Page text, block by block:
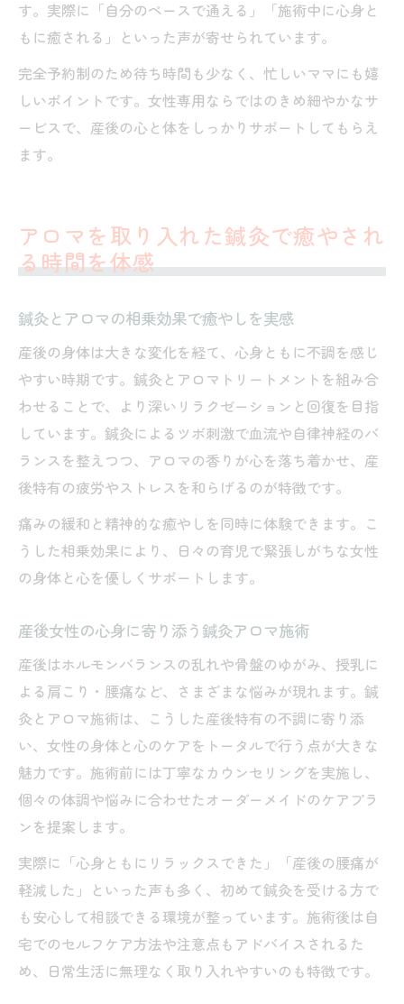
す。実際に「自分のペースで通える」「施術中に心身と
もに癒される」といった声が寄せられています。
完全予約制のため待ち時間も少なく、忙しいママにも嬉
しいポイントです。女性専用ならではのきめ細やかなサ
ービスで、産後の心と体をしっかりサポートしてもらえ
ます。
アロマを取り入れた鍼灸で癒やされ
る時間を体感
鍼灸とアロマの相乗効果で癒やしを実感
産後の身体は大きな変化を経て、心身ともに不調を感じ
やすい時期です。鍼灸とアロマトリートメントを組み合
わせることで、より深いリラクゼーションと回復を目指
しています。鍼灸によるツボ刺激で血流や自律神経のバ
ランスを整えつつ、アロマの香りが心を落ち着かせ、産
後特有の疲労やストレスを和らげるのが特徴です。
痛みの緩和と精神的な癒やしを同時に体験できます。こ
うした相乗効果により、日々の育児で緊張しがちな女性
の身体と心を優しくサポートします。
産後女性の心身に寄り添う鍼灸アロマ施術
産後はホルモンバランスの乱れや骨盤のゆがみ、授乳に
よる肩こり・腰痛など、さまざまな悩みが現れます。鍼
灸とアロマ施術は、こうした産後特有の不調に寄り添
い、女性の身体と心のケアをトータルで行う点が大きな
魅力です。施術前には丁寧なカウンセリングを実施し、
個々の体調や悩みに合わせたオーダーメイドのケアプラ
ンを提案します。
実際に「心身ともにリラックスできた」「産後の腰痛が
軽減した」といった声も多く、初めて鍼灸を受ける方で
も安心して相談できる環境が整っています。施術後は自
宅でのセルフケア方法や注意点もアドバイスされるた
め、日常生活に無理なく取り入れやすいのも特徴です。